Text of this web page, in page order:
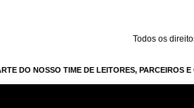
Todos os
DO NOSSO TIME DE LEITORES, PARCEIROS